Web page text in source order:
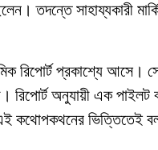
তদন্তে সাহায্যকারী
রিপোর্ট প্রকাশ্যে আসে।
অনুযায়ী এক পাইলট
ভিত্তিতেই বলা